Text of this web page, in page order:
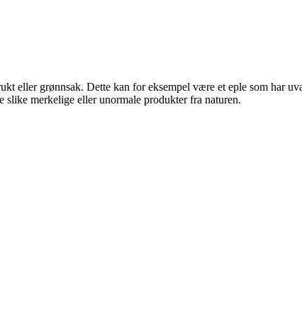
eller grønnsak. Dette kan for eksempel være et eple som har
merkelige eller unormale produkter fra naturen.